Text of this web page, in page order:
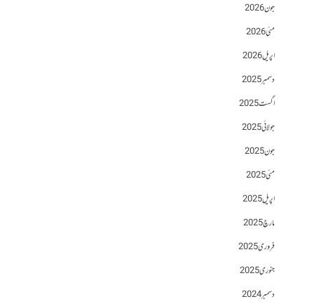
جون 2026
مئی 2026
اپریل 2026
دسمبر 2025
اگست 2025
جولائی 2025
جون 2025
مئی 2025
اپریل 2025
مارچ 2025
فروری 2025
جنوری 2025
دسمبر 2024